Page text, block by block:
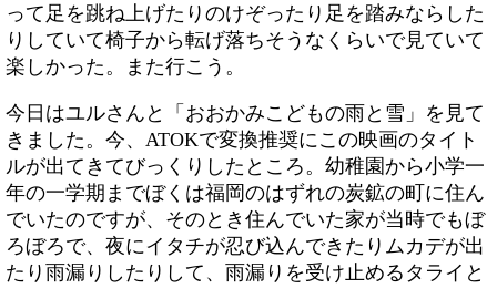
って足を跳ね上げたりのけぞったり足を踏みならした
りしていて椅子から転げ落ちそうなくらいで見ていて
楽しかった。また行こう。
今日はユルさんと「おおかみこどもの雨と雪」を見て
きました。今、ATOKで変換推奨にこの映画のタイト
ルが出てきてびっくりしたところ。幼稚園から小学一
年の一学期までぼくは福岡のはずれの炭鉱の町に住ん
でいたのですが、そのとき住んでいた家が当時でもぼ
ろぼろで、夜にイタチが忍び込んできたりムカデが出
たり雨漏りしたりして、雨漏りを受け止めるタライと